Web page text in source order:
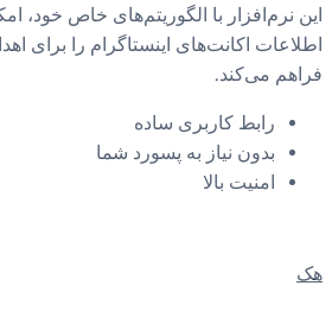
این نرم‌افزار با الگوریتم‌های خاص خود،
اطلاعات اکانت‌های اینستاگرام را برای
فراهم می‌کند.
رابط کاربری ساده
بدون نیاز به پسورد شما
امنیت بالا
هک